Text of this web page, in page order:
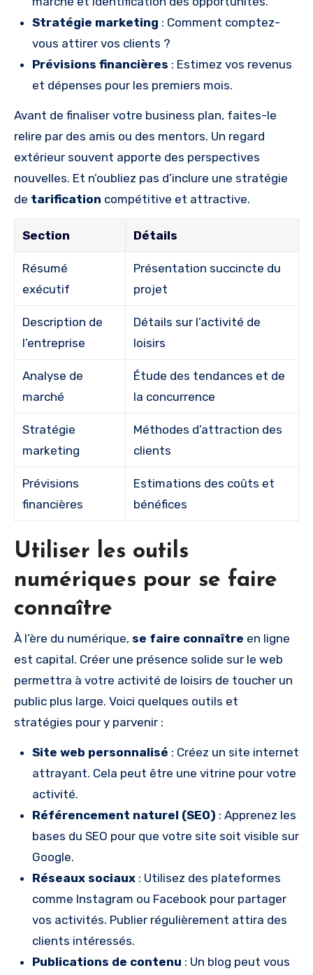
Stratégie marketing : Comment comptez-
vous attirer vos clients ?
Prévisions financières : Estimez vos revenus
et dépenses pour les premiers mois.
Avant de finaliser votre business plan, faites-le
relire par des amis ou des mentors. Un regard
extérieur souvent apporte des perspectives
nouvelles. Et n’oubliez pas d’inclure une stratégie
de tarification compétitive et attractive.
Section Détails
Résumé
exécutif
Présentation succincte du
projet
Description de
l’entreprise
Détails sur l’activité de
loisirs
Analyse de
marché
Étude des tendances et de
la concurrence
Stratégie
marketing
Méthodes d’attraction des
clients
Prévisions
financières
Estimations des coûts et
bénéfices
Utiliser les outils
numériques pour se faire
connaître
À l’ère du numérique, se faire connaître en ligne
est capital. Créer une présence solide sur le web
permettra à votre activité de loisirs de toucher un
public plus large. Voici quelques outils et
stratégies pour y parvenir :
Site web personnalisé : Créez un site internet
attrayant. Cela peut être une vitrine pour votre
activité.
Référencement naturel (SEO) : Apprenez les
bases du SEO pour que votre site soit visible sur
Google.
Réseaux sociaux : Utilisez des plateformes
comme Instagram ou Facebook pour partager
vos activités. Publier régulièrement attira des
clients intéressés.
Publications de contenu : Un blog peut vous